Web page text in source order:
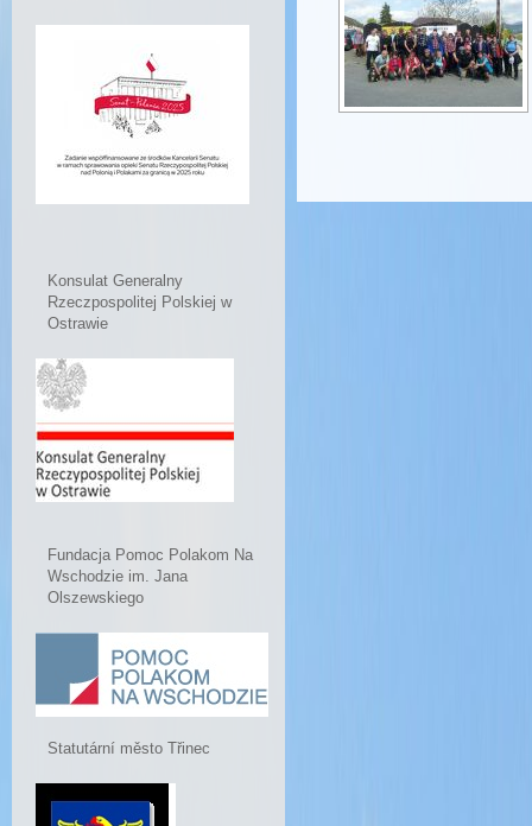
Konsulat Generalny
Rzeczpospolitej Polskiej w
Ostrawie
Fundacja Pomoc Polakom Na
Wschodzie im. Jana
Olszewskiego
Statutární město Třinec